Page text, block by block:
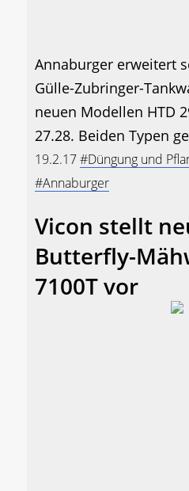
Annaburger erweitert
Gülle-Zubringer-
neuen Modellen HTD
27.28. Beiden Typen
19.2.17#Düngung und
#Annaburger
Vicon stellt
Butterfly-
7100T vor